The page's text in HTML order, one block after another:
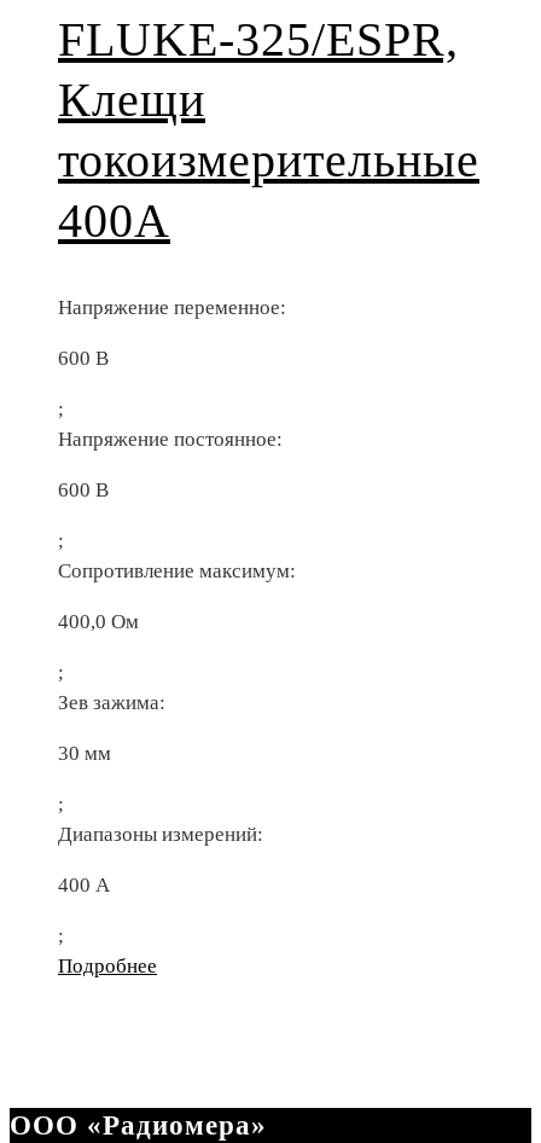
FLUKE-325/ESPR,
Клещи
токоизмерительные
400A
Напряжение переменное:
600 В
;
Напряжение постоянное:
600 В
;
Сопротивление максимум:
400,0 Ом
;
Зев зажима:
30 мм
;
Диапазоны измерений:
400 А
;
Подробнее
ООО «Радиомера»